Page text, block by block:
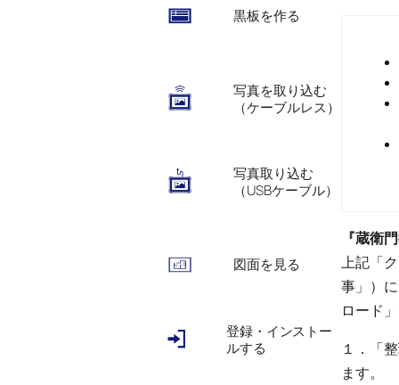
黒板を作る
写真を取り込む
（ケーブルレス）
写真取り込む
（USBケーブル）
図面を見る
登録・インストー
ルする
『蔵衛
上記「
事」）
ロード
１．「
ます。